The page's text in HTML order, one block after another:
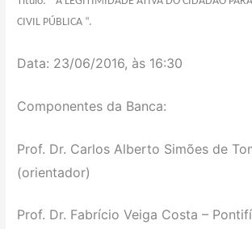
CIVIL PÚBLICA “.
Data: 23/06/2016, às 16:30
Componentes da Banca:
Prof. Dr. Carlos Alberto Simões de
(orientador)
Prof. Dr. Fabrício Veiga Costa –